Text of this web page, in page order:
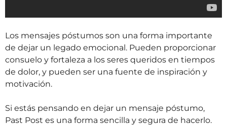
Los mensajes póstumos son una forma importante
de dejar un legado emocional. Pueden proporcionar
consuelo y fortaleza a los seres queridos en tiempos
de dolor, y pueden ser una fuente de inspiración y
motivación.
Si estás pensando en dejar un mensaje póstumo,
Past Post es una forma sencilla y segura de hacerlo.